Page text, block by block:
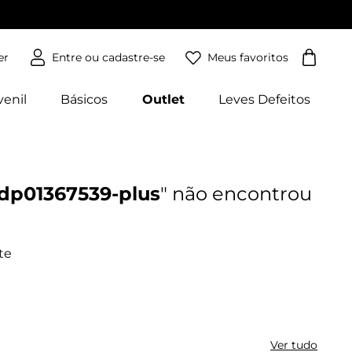
Meus favoritos
Básicos Outlet Leves Defeitos
plus
Ver tudo